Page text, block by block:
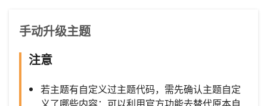
手动升级主题
注意
若主题有自定义过主题代码，需先确认主题自定